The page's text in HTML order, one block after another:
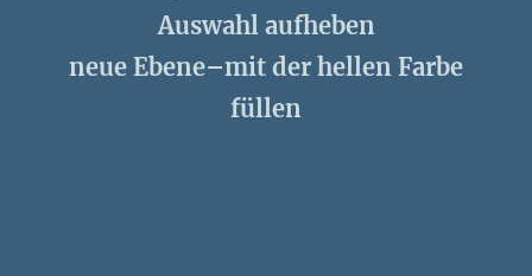
Auswahl aufheben
neue Ebene–mit der hellen Farbe
füllen